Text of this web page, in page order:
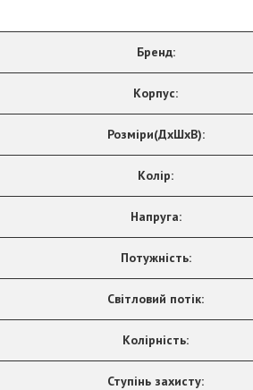
Бренд:
Корпус:
Розміри(ДхШхВ):
Колір:
Напруга:
Потужність:
Світловий потік:
Колірність:
Ступінь захисту: